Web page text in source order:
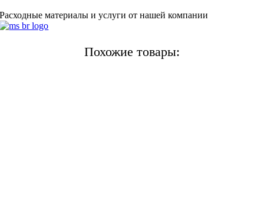
Расходные материалы и услуги от нашей компании
Похожие товары: